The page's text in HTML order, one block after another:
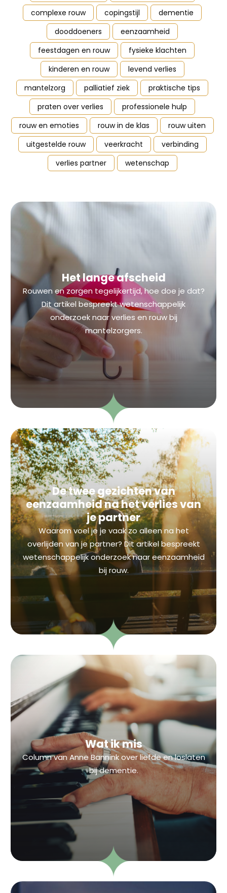
complexe rouw
copingstijl
dementie
dooddoeners
eenzaamheid
feestdagen en rouw
fysieke klachten
kinderen en rouw
levend verlies
mantelzorg
palliatief ziek
praktische tips
praten over verlies
professionele hulp
rouw en emoties
rouw in de klas
rouw uiten
uitgestelde rouw
veerkracht
verbinding
verlies partner
wetenschap
Het lange afscheid
Rouwen en zorgen tegelijkertijd, hoe doe je dat?
Dit artikel bespreekt wetenschappelijk
onderzoek naar verlies en rouw bij
mantelzorgers.
De twee gezichten van
eenzaamheid na het verlies van
je partner
Waarom voel je je vaak zo alleen na het
overlijden van je partner? Dit artikel bespreekt
wetenschappelijk onderzoek naar eenzaamheid
bij rouw.
Wat ik mis
Column van Anne Bannink over liefde en loslaten
bij dementie.